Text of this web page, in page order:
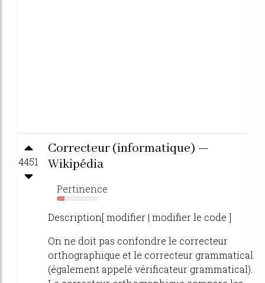
4451
Correcteur (informatique) —
Wikipédia
Pertinence
18%
Description[ modifier | modifier le code ]
On ne doit pas confondre le correcteur
orthographique et le correcteur grammatical
(également appelé vérificateur grammatical).